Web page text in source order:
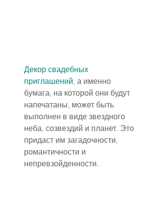
Декор свадебных
приглашений, а именно
бумага, на которой они будут
напечатаны, может быть
выполнен в виде звездного
неба, созвездий и планет. Это
придаст им загадочности,
романтичности и
непревзойденности.